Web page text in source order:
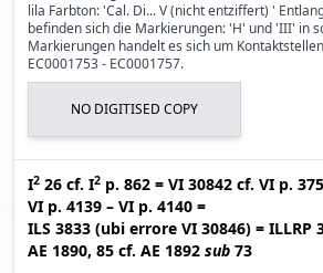
lila Farbton: 'Cal. Di... V (nicht entziffert) '
befinden sich die Markierungen: 'H' und 'III' in
Markierungen handelt es sich um
EC0001753 - EC0001757.
NO DIGITISED COPY
I2 26 cf. I2 p. 862 = VI 30842 cf. VI p.
VI p. 4139 – VI p. 4140 =
ILS 3833 (ubi errore VI 30846) = ILLRP
AE 1890, 85 cf. AE 1892 sub 73